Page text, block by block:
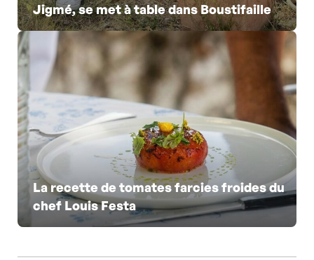
Jigmé, se met à table dans Boustifaille
La recette de tomates farcies froides du
chef Louis Festa